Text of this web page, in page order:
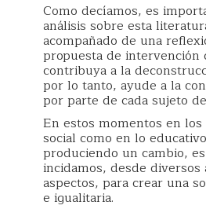
Como decíamos, es
análisis sobre esta
acompañado de una
propuesta de intervención
contribuya a la
por lo tanto, ayude a la
por parte de cada sujeto
En estos momentos en
social como en lo
produciendo un cambio,
incidamos, desde
aspectos, para crear una
e igualitaria.